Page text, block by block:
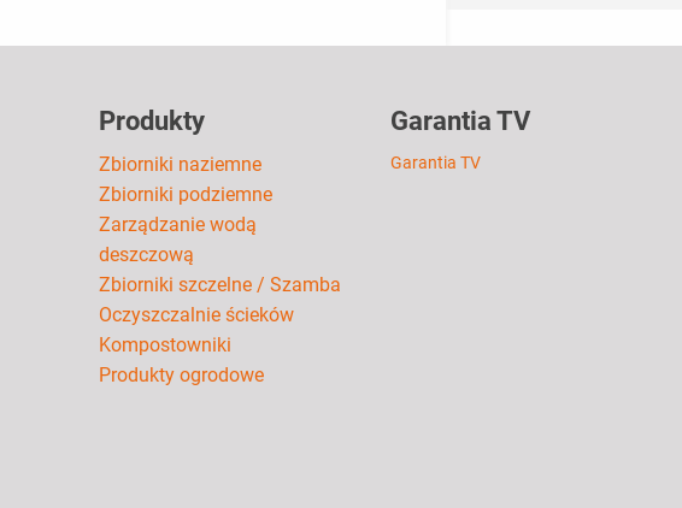
Produkty
Zbiorniki naziemne
Zbiorniki podziemne
Zarządzanie wodą
deszczową
Zbiorniki szczelne / Szamba
Oczyszczalnie ścieków
Kompostowniki
Produkty ogrodowe
Garantia TV
Garantia TV